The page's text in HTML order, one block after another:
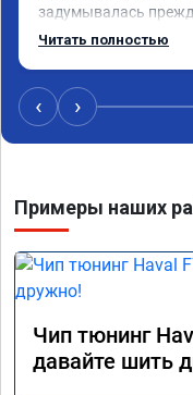
задумывалась
назад удалял
сделать
объявление и решил
помощью. Ребята
от заявленной. Но
Машинка не едет, а
благодарность!!!!
Читать полностью
‹ ›
Примеры наших
Чип тюнинг
давайте шить